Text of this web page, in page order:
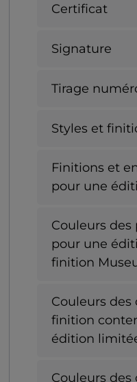
Certificat
Signature
Tirage
Styles et
Finitions et
pour une
Couleurs
pour une
finition
Couleurs des
finition
édition
Couleurs des